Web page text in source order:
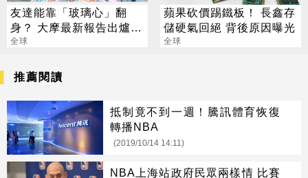
友達能靠「玻璃心」翻
身？ 大摩最新報告出爐
目標價也曝光
全球
蘋果砍價踢鐵板！ 長鑫存
儲硬氣回絕 背後原因曝光
全球
推薦閱讀
抵制竟不到一週！騰訊體育恢復
轉播NBA
(2019/10/14 14:11)
NBA上海站政府民眾兩樣情 比賽